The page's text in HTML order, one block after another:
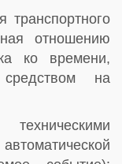
транспортного
отношению
ко времени,
средством на